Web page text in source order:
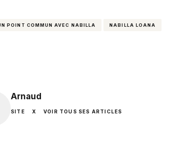
POINT COMMUN AVEC NABILLA NABILLA LOANA
Arnaud
SITE X VOIR TOUS SES ARTICLES